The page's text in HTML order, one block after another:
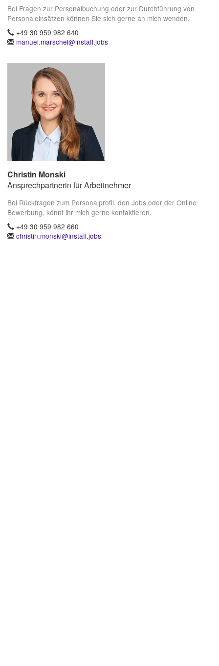
Bei Fragen zur Personalbuchung oder zur Durchführung von
Personaleinsätzen können Sie sich gerne an mich wenden.
+49 30 959 982 640
manuel.marschel@instaff.jobs
Christin Monski
Ansprechpartnerin für Arbeitnehmer
Bei Rückfragen zum Personalprofil, den Jobs oder der Online
Bewerbung, könnt ihr mich gerne kontaktieren.
+49 30 959 982 660
christin.monski@instaff.jobs